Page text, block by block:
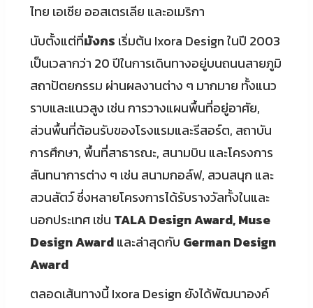
ไทย เอเชีย ออสเตรเลีย และอเมริกา
นับตั้งแต่ที่มังกร เริ่มต้น Ixora Design ในปี 2003
เป็นเวลากว่า 20 ปีในการเดินทางอยู่บนถนนสายภูมิ
สถาปัตยกรรม ผ่านผลงานต่าง ๆ มากมาย ทั้งแนว
ราบและแนวสูง เช่น การวางแผนพื้นที่อยู่อาศัย,
ส่วนพื้นที่ต้อนรับของโรงแรมและรีสอร์ต, สถาบัน
การศึกษา, พื้นที่สาธารณะ, สนามบิน และโครงการ
สันทนาการต่าง ๆ เช่น สนามกอล์ฟ, สวนสนุก และ
สวนสัตว์ ซึ่งหลายโครงการได้รับรางวัลทั้งในและ
นอกประเทศ เช่น TALA Design Award, Muse
Design Awardและล่าสุดกับ German Design
Award
ตลอดเส้นทางนี้ Ixora Design ยังได้พัฒนาองค์